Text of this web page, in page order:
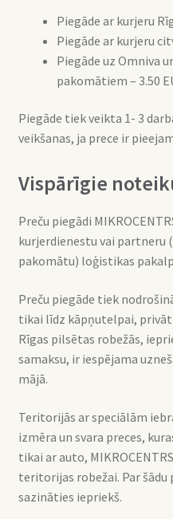
Piegāde ar kurjeru
Piegāde ar kurjeru
Piegāde uz Omniva
pakomātiem – 3.50
Piegāde tiek veikta 1- 3
veikšanas, ja prece ir
Vispārīgie
Preču piegādi
kurjerdienestu vai partneru
pakomātu) loģistikas
Preču piegāde tiek
tikai līdz kāpņutelpai,
Rīgas pilsētas robežās,
samaksu, ir iespējama
mājā.
Teritorijās ar speciālām
izmēra un svara preces,
tikai ar auto,
teritorijas robežai. Par šādu
sazināties iepriekš.